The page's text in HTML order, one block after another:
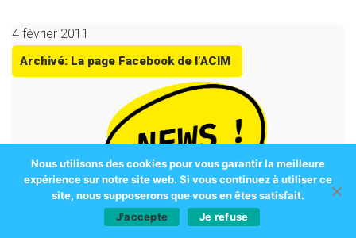
4 février 2011
Archivé: La page Facebook de l’ACIM
Nous utilisons des cookies pour vous garantir la meilleure
expérience sur notre site web. Si vous continuez à utiliser ce
site, nous supposerons que vous en êtes satisfait.
J'accepte
Je refuse